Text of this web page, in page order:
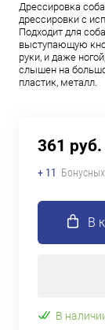
Дрессировка
дрессировки с
Подходит для
выступающую
руки, и даже
слышен на
пластик, металл.
361 руб.
+ 11
В
В